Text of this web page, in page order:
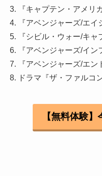
『キャプテン・アメリ
『アベンジャーズ/エ
『シビル・ウォー/キ
『アベンジャーズ/イ
『アベンジャーズ/エン
ドラマ『ザ・ファルコ
【無料体験